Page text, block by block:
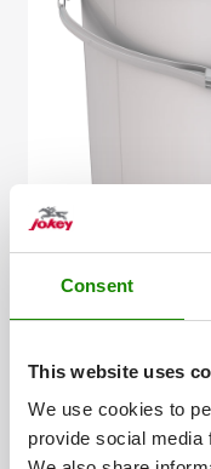
Consent
This website uses
We use cookies to
provide social media
JETO+ 55
Iso-Volumen
Höhe ohne